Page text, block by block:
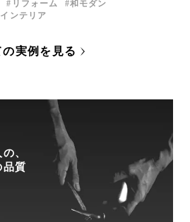
リフォーム
和モダン
インテリア
の実例を見る
、
品質